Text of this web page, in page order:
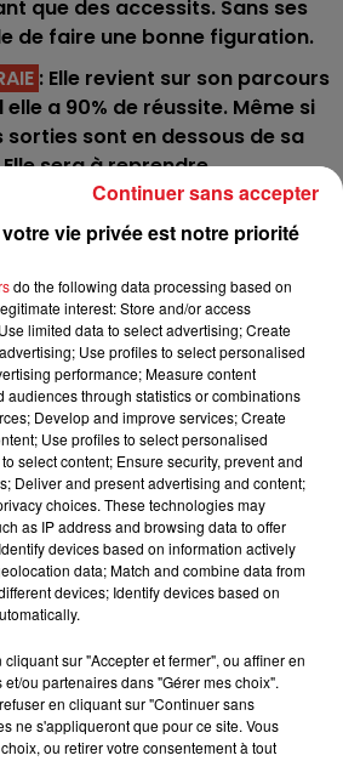
que des accessits. Sans ses
de faire une bonne figuration.
: Elle revient sur son parcours
a 90% de réussite. Même si
sorties sont en dessous de sa
sera à reprendre.
: Elle a rarement déçu pieds
un lot un peu plus relevé. En
********
des pistes :
vie privée est notre priorité
do the following data processing based on
interest: Store and/or access
limited data to select advertising; Create
Use profiles to select personalised
performance; Measure content
audiences through statistics or combinations
Develop and improve services; Create
Use profiles to select personalised
select content; Ensure security, prevent and
Deliver and present advertising and content;
choices. These technologies may
as IP address and browsing data to offer
devices based on information actively
data; Match and combine data from
devices; Identify devices based on
sur "Accepter et fermer", ou affiner en
ou partenaires dans "Gérer mes choix".
en cliquant sur "Continuer sans
ne s'appliqueront que pour ce site. Vous
ou retirer votre consentement à tout
Continuer sans accepter